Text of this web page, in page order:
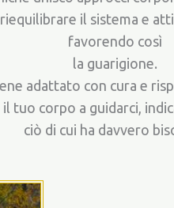
il sistema e
favorendo così
la guarigione.
adattato con cura e
il tuo corpo a guidarci,
ciò di cui ha davvero